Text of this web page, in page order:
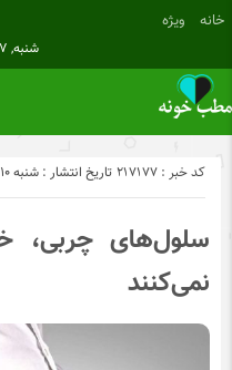
خانه ویژه
شنبه, ۱۷ مرداد , ۱۴۰۵
تاریخ انتشار : شنبه ۱۰ آذر ۱۴۰۳ - ۱۰:۰۱ کد خبر : 217177
سلول‌های چربی،
نمی‌کنند